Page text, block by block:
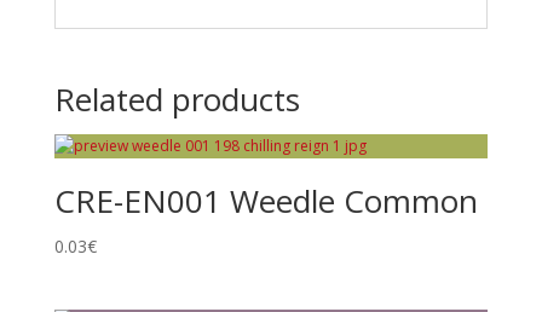
giapponese: ポケモンカードゲーム) è un
Pokémon.
Pubblicato per la prima volta in Giappone
nell’ottobre del 1996, ad oggi sono state
Pokémon in 13 lingue, distribuite in 76 paesi
e regioni.
Related products
CRE-EN001 Weedle Common
0.03€